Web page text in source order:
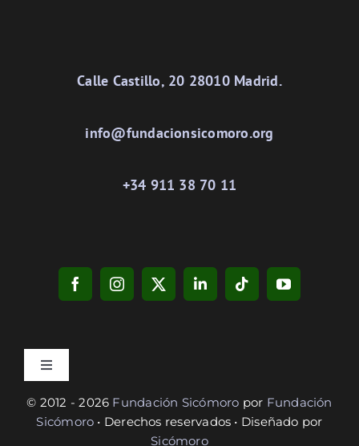
Calle Castillo, 20 28010 Madrid.
info@fundacionsicomoro.org
+34 911 38 70 11
Toggle
Privacidad
© 2012 - 2026 Fundación Sicómoro por Fundación
Sicómoro • Derechos reservados • Diseñado por
Sicómoro